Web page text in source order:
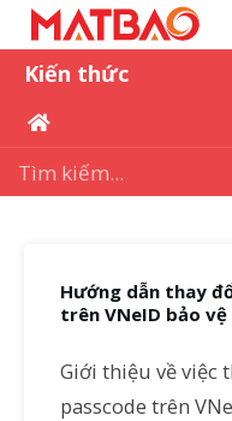
Kiến thức
Hướng dẫn thay
trên VNeID bảo
Giới thiệu về việc
passcode trên